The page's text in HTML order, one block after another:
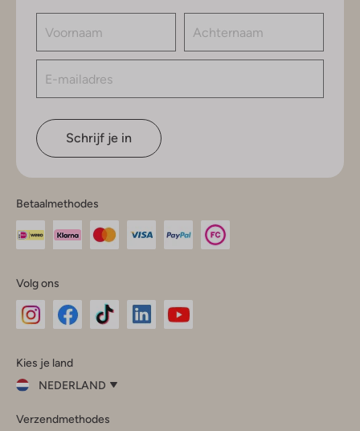
Schrijf je in
Betaalmethodes
Volg ons
InstagramFacebook
Kies je land
NEDERLAND
je
Verzendmethodes